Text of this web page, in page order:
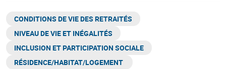
CONDITIONS DE VIE DES RETRAITÉS
NIVEAU DE VIE ET INÉGALITÉS​
INCLUSION ET PARTICIPATION SOCIALE
RÉSIDENCE/HABITAT/LOGEMENT ​